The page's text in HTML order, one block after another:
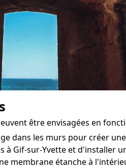
être envisagées en
dans les murs pour créer
Gif-sur-Yvette et d'installer
membrane étanche à